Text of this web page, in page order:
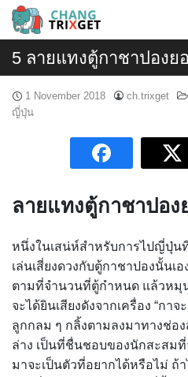
Skip
Search
for:
5 ลายแทงตู้กาชาปองย
1 November 2018 ch.trixget
ญี่ปุ่น
ลายแทงตู้กาชาปอง
หนึ่งในเสน่ห์สำหรับการไปญี่ปุ่น
เล่นเสี่ยงดวงกับตู้กาชาปองนั้นเ
ตามที่จำนวนที่ตู้กำหนด แล้วหมุ
จะได้ยินเสียงดังจากเครื่อง “กา
ลูกกลม ๆ กลิ้งตามลงมาทางช่อ
ล่าง เป็นที่ชื่นชอบของนักสะสมที่
มาจะเป็นตัวที่อยากได้หรือไม่ ถ้